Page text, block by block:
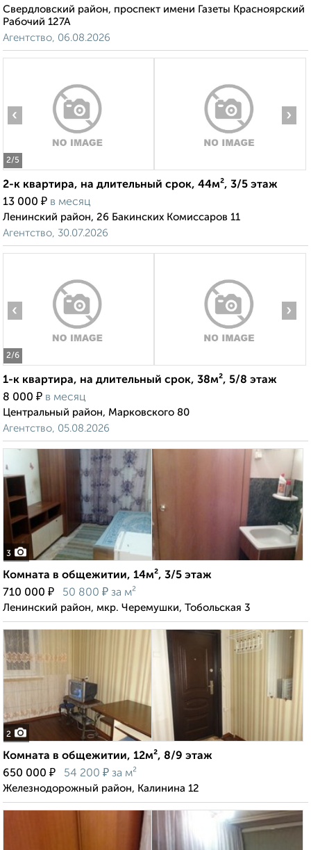
Свердловский район, проспект имени Газеты Красноярский
Рабочий 127А
Агентство, 06.08.2026
2/5
‹ ›
2-к квартира, на длительный срок, 44м², 3/5 этаж
13 000 ₽ в месяц
Ленинский район, 26 Бакинских Комиссаров 11
Агентство, 30.07.2026
2/6
‹ ›
1-к квартира, на длительный срок, 38м², 5/8 этаж
8 000 ₽ в месяц
Центральный район, Марковского 80
Агентство, 05.08.2026
3
Комната в общежитии, 14м², 3/5 этаж
710 000 ₽ 50 800 ₽ за м²
Ленинский район, мкр. Черемушки, Тобольская 3
2
Комната в общежитии, 12м², 8/9 этаж
650 000 ₽ 54 200 ₽ за м²
Железнодорожный район, Калинина 12